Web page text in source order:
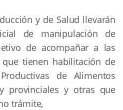
y de Salud llevarán
de manipulación de
de acompañar a las
que tienen habilitación de
de Alimentos
provinciales y otras que
trámite,